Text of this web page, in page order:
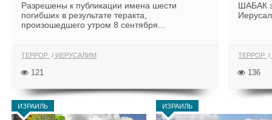
Разрешены к публикации имена шести
погибших в результате теракта,
произошедшего утром 8 сентября...
ТЕРРОР ИЕРУСАЛИМ
121
ШАБАК
ТЕРРОР
136
ИЗРАИЛЬ ИЗРАИЛЬ